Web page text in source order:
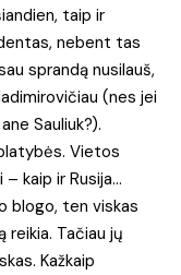
taip ir
nebent tas
sprandą nusilauš,
(nes jei
Sauliuk?).
Vietos
kaip ir Rusija…
blogo, ten viskas
Tačiau jų
Kažkaip